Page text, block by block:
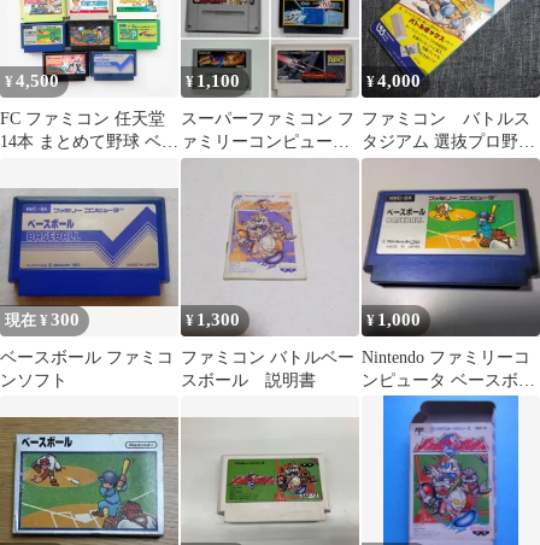
¥4,500
FC ファミコン 任天堂
14本 まとめて野球 ベー
¥ 1,100
スーパーファミコン フ
ァミリーコンピュータ
ソフト 6本セット まと
¥4,000
ファミコン バトルス
タジアム 選抜プロ野球
箱、説明書付き
現在 ¥300
ベースボール ファミコ
ンソフト
¥1,300
ファミコン バトルベー
スボール 説明書
¥1,000
Nintendo ファミリーコ
ンピュータ ベースボー
ル ソフト